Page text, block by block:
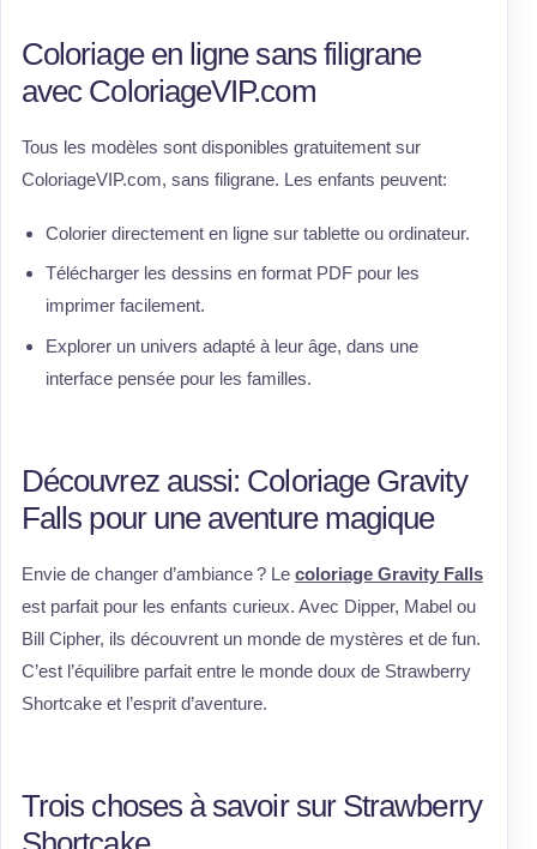
Coloriage en ligne sans filigrane
avec ColoriageVIP.com
Tous les modèles sont disponibles gratuitement sur
ColoriageVIP.com, sans filigrane. Les enfants peuvent:
Colorier directement en ligne sur tablette ou ordinateur.
Télécharger les dessins en format PDF pour les
imprimer facilement.
Explorer un univers adapté à leur âge, dans une
interface pensée pour les familles.
Découvrez aussi: Coloriage Gravity
Falls pour une aventure magique
Envie de changer d’ambiance ? Le coloriage Gravity Falls
est parfait pour les enfants curieux. Avec Dipper, Mabel ou
Bill Cipher, ils découvrent un monde de mystères et de fun.
C’est l’équilibre parfait entre le monde doux de Strawberry
Shortcake et l’esprit d’aventure.
Trois choses à savoir sur Strawberry